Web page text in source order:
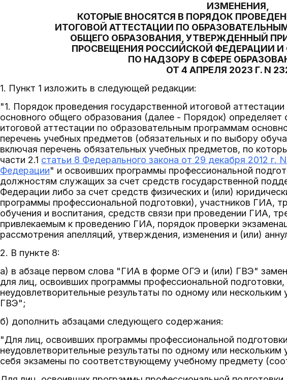
ИЗМЕНЕНИЯ,
КОТОРЫЕ ВНОСЯТСЯ В ПОРЯДОК
ИТОГОВОЙ АТТЕСТАЦИИ ПО
ОБЩЕГО ОБРАЗОВАНИЯ, УТВЕРЖДЕННЫЙ
ПРОСВЕЩЕНИЯ РОССИЙСКОЙ ФЕДЕРАЦИИ
ПО НАДЗОРУ В СФЕРЕ
ОТ 4 АПРЕЛЯ 2023 Г. N
1. Пункт 1 изложить в следующей редакции:
"1. Порядок проведения государственной итоговой
основного общего образования (далее - Порядок)
итоговой аттестации по образовательным программам
перечень учебных предметов (обязательных и по выбору
включая перечень обязательных учебных предметов, по
части 2.1 статьи 8 Федерального закона от 29 декабря 2012
Федерации" и освоивших программы профессиональной
должностям служащих за счет средств государственной
Федерации либо за счет средств физических и (или)
программы профессиональной подготовки), участников ГИА,
обучения и воспитания, средств связи при проведении ГИА,
привлекаемым к проведению ГИА, порядок проверки
рассмотрения апелляций, утверждения, изменения и (или)
2. В пункте 8:
а) в абзаце первом слова "ГИА в форме ОГЭ и (или) ГВЭ"
для лиц, освоивших программы профессиональной
неудовлетворительные результаты по одному или
ГВЭ";
б) дополнить абзацами следующего содержания:
"Для лиц, освоивших программы профессиональной
неудовлетворительные результаты по одному или
себя экзамены по соответствующему учебному предмету